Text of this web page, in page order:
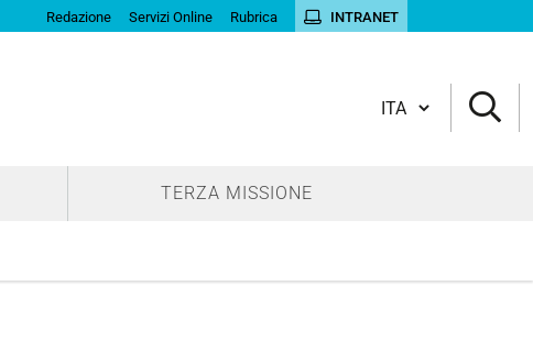
Redazione Servizi Online Rubrica INTRANET
Cambia lingua
TERZA MISSIONE